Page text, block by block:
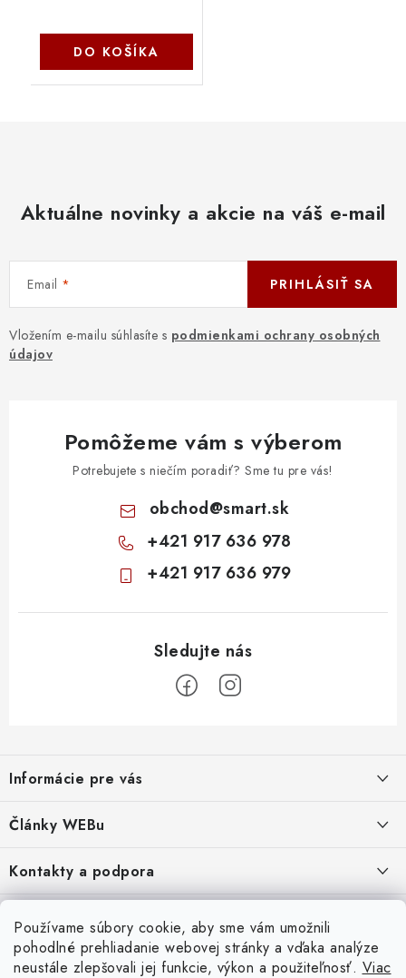
Používame súbory cookie, aby sme vám umožnili
pohodlné prehliadanie webovej stránky a vďaka analýze
neustále zlepšovali jej funkcie, výkon a použiteľnosť. Viac
DO KOŠÍKA
Aktuálne novinky a akcie na váš e-mail
Email
Vložením e-mailu súhlasíte s podmienkami ochrany osobných
údajov
PRIHLÁSIŤ SA
Pomôžeme vám s výberom
Potrebujete s niečím poradiť? Sme tu pre vás!
obchod@smart.sk
+421 917 636 978
+421 917 636 979
p
ä
e
Informácie pre vás
Obchodné podmienky
Moja objednávka
Odstúpenie od zmluvy
Formuláre na stiahnutie
Články WEBu
Dôležité oznamy
16.6.2026
Nákup na splátky
23.10.2022
Kontakty a podpora
2.8.2022
Doprava a Platba
Servisné služby
Servis a služby pre Vás
5.3.2022
Doprava - UPS Doprava - Packeta Splátky - Home Credit